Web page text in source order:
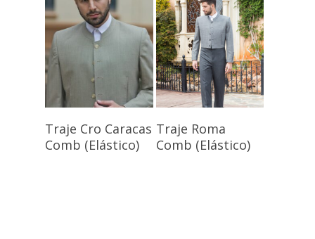
Seleccionar
Opciones
Traje Cro Caracas
Comb (Elástico)
Seleccionar
Opciones
Traje Roma
Comb (Elástico)